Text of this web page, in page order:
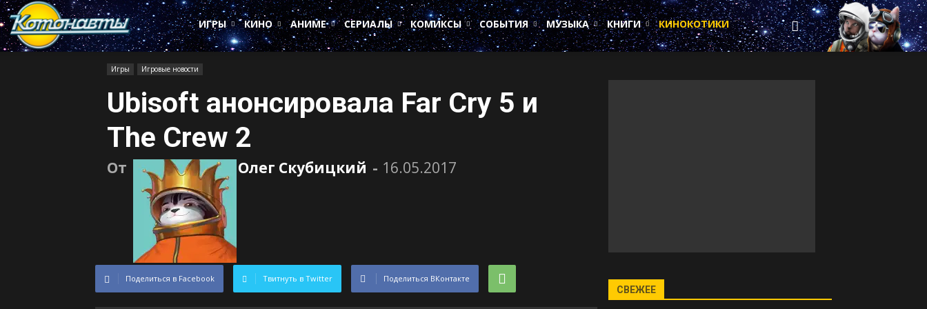
Котонавты
ИГРЫ
КИНО АНИМЕ СЕРИАЛЫ КОМИКСЫ СОБЫТИЯ МУЗЫКА КНИГИ КИНОКОТИКИ
Игры Игровые новости
Ubisoft анонсировала Far Cry 5 и
The Crew 2
От Олег Скубицкий - 16.05.2017
Поделиться в Facebook Твитнуть в Twitter Поделиться ВКонтакте
СВЕЖЕЕ